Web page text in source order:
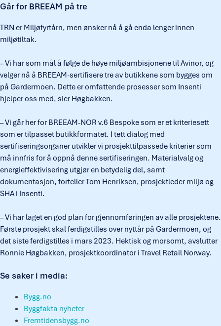
Går for BREEAM på tre
TRN er Miljøfyrtårn, men ønsker nå å gå enda lenger innen
miljøtiltak.
– Vi har som mål å følge de høye miljøambisjonene til Avinor, og
velger nå å BREEAM-sertifisere tre av butikkene som bygges om
på Gardermoen. Dette er omfattende prosesser som Insenti
hjelper oss med, sier Høgbakken.
– Vi går her for BREEAM-NOR v.6 Bespoke som er et kriteriesett
som er tilpasset butikkformatet. I tett dialog med
sertifiseringsorganer utvikler vi prosjekttilpassede kriterier som
må innfris for å oppnå denne sertifiseringen. Materialvalg og
energieffektivisering utgjør en betydelig del, samt
dokumentasjon, forteller Tom Henriksen, prosjektleder miljø og
SHA i Insenti.
– Vi har laget en god plan for gjennomføringen av alle prosjektene.
Første prosjekt skal ferdigstilles over nyttår på Gardermoen, og
det siste ferdigstilles i mars 2023. Hektisk og morsomt, avslutter
Ronnie Høgbakken, prosjektkoordinator i Travel Retail Norway.
Se saker i media:
Bygg.no
Byggfakta nyheter
Fremtidensbygg.no